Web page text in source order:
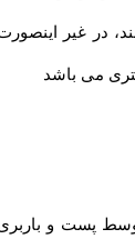
در غیر
می باشد
پست و